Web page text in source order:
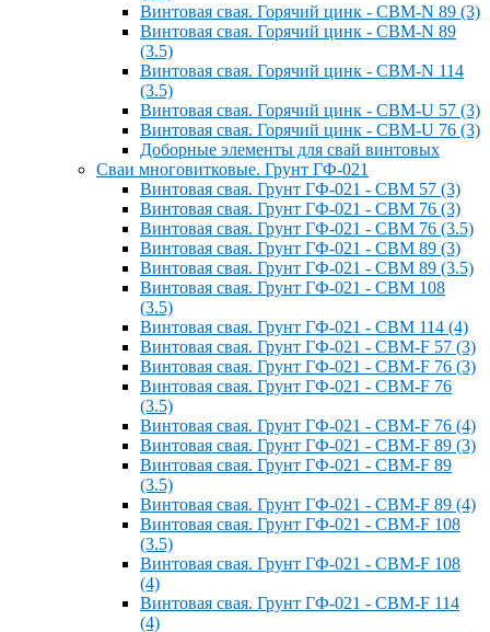
Винтовая свая. Горячий цинк - СВМ-N 89 (3)
Винтовая свая. Горячий цинк - СВМ-N 89
(3.5)
Винтовая свая. Горячий цинк - СВМ-N 114
(3.5)
Винтовая свая. Горячий цинк - СВМ-U 57 (3)
Винтовая свая. Горячий цинк - СВМ-U 76 (3)
Доборные элементы для свай винтовых
Сваи многовитковые. Грунт ГФ-021
Винтовая свая. Грунт ГФ-021 - СВМ 57 (3)
Винтовая свая. Грунт ГФ-021 - СВМ 76 (3)
Винтовая свая. Грунт ГФ-021 - СВМ 76 (3.5)
Винтовая свая. Грунт ГФ-021 - СВМ 89 (3)
Винтовая свая. Грунт ГФ-021 - СВМ 89 (3.5)
Винтовая свая. Грунт ГФ-021 - СВМ 108
(3.5)
Винтовая свая. Грунт ГФ-021 - СВМ 114 (4)
Винтовая свая. Грунт ГФ-021 - СВМ-F 57 (3)
Винтовая свая. Грунт ГФ-021 - СВМ-F 76 (3)
Винтовая свая. Грунт ГФ-021 - СВМ-F 76
(3.5)
Винтовая свая. Грунт ГФ-021 - СВМ-F 76 (4)
Винтовая свая. Грунт ГФ-021 - СВМ-F 89 (3)
Винтовая свая. Грунт ГФ-021 - СВМ-F 89
(3.5)
Винтовая свая. Грунт ГФ-021 - СВМ-F 89 (4)
Винтовая свая. Грунт ГФ-021 - СВМ-F 108
(3.5)
Винтовая свая. Грунт ГФ-021 - СВМ-F 108
(4)
Винтовая свая. Грунт ГФ-021 - СВМ-F 114
(4)